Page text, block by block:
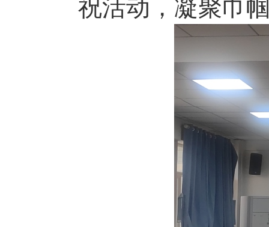
祝活动，凝聚巾